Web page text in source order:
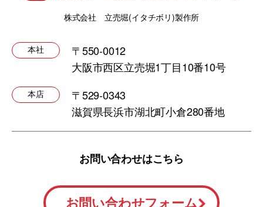
株式会社 立売堀(イタチボリ)製作所
本社
〒550-0012
大阪市西区立売堀1丁目10番10号
本店
〒529-0343
滋賀県長浜市湖北町小倉280番地
お問い合わせはこちら
お問い合わせフォーム